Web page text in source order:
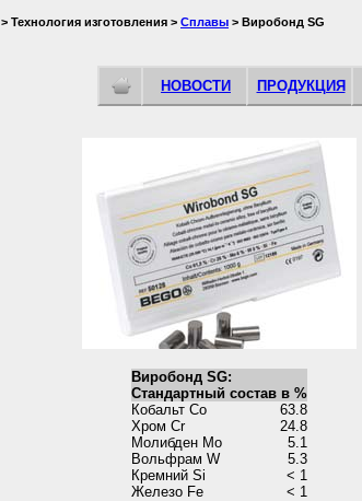
НОВОСТИ ПРОДУКЦИЯ
> Технология изготовления > Сплавы > Виробонд SG
Виробонд SG:
Стандартный состав в %
Кобальт Cо
63.8
Хром Cr
24.8
Молибден Мо
5.1
Вольфрам W
5.3
Кремний Si
< 1
Железо Fe
< 1